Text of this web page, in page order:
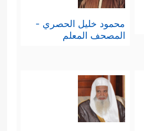
محمود خليل الحصري -
المصحف المعلم